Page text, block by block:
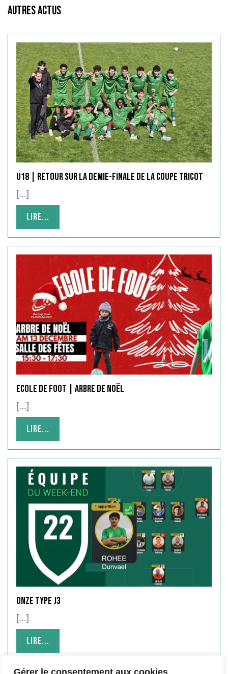
Gérer le consentement aux cookies
Autres Actus
U18 | Retour sur la demie-finale de la Coupe Tricot
[...]
Lire...
Ecole de Foot | Arbre de Noël
[...]
Lire...
ONZE TYPE J3
[...]
Lire...